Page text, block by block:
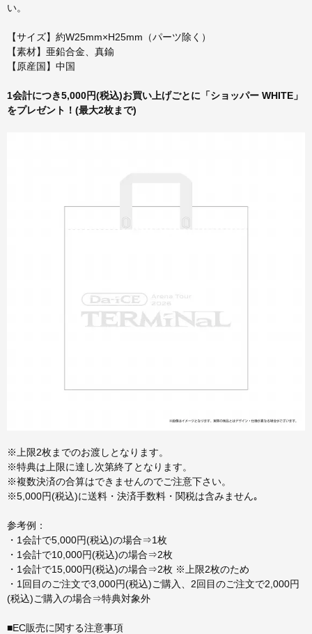
い。
【サイズ】約W25mm×H25mm（パーツ除く）
【素材】亜鉛合金、真鍮
【原産国】中国
1会計につき5,000円(税込)お買い上げごとに「ショッパー WHITE」
をプレゼント！(最大2枚まで)
※上限2枚までのお渡しとなります。
※特典は上限に達し次第終了となります。
※複数決済の合算はできませんのでご注意下さい。
※5,000円(税込)に送料・決済手数料・関税は含みません｡
参考例：
・1会計で5,000円(税込)の場合⇒1枚
・1会計で10,000円(税込)の場合⇒2枚
・1会計で15,000円(税込)の場合⇒2枚 ※上限2枚のため
・1回目のご注文で3,000円(税込)ご購入、2回目のご注文で2,000円
(税込)ご購入の場合⇒特典対象外
■EC販売に関する注意事項